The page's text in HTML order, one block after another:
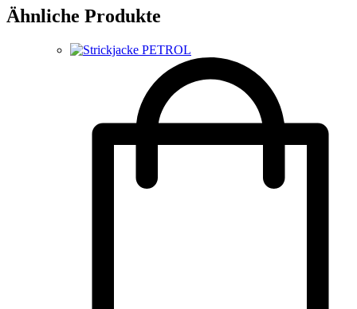
Ähnliche Produkte